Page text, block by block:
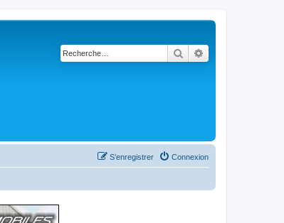
Rechercher
Connexion
S’enregistrer